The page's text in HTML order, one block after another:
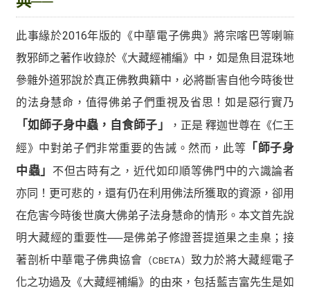
此事緣於2016年版的《中華電子佛典》將宗喀巴等喇嘛
教邪師之著作收錄於《大藏經補編》中，如是魚目混珠地
參雜外道邪說於真正佛教典籍中，必將斷害自他今時後世
的法身慧命，值得佛弟子們重視及省思！如是惡行實乃
「如師子身中蟲，自食師子」
，正是 釋迦世尊在《仁王
經》中對弟子們非常重要的告誡。然而，此等 「師子身
中蟲」 不但古時有之，近代如印順等佛門中的六識論者
亦同！更可悲的，還有仍在利用佛法所獲取的資源，卻用
在危害今時後世廣大佛弟子法身慧命的情形。本文首先說
明大藏經的重要性──是佛弟子修證菩提道果之圭臬；接
著剖析中華電子佛典協會 （CBETA）致力於將大藏經電子
化之功過及《大藏經補編》的由來，包括藍吉富先生是如